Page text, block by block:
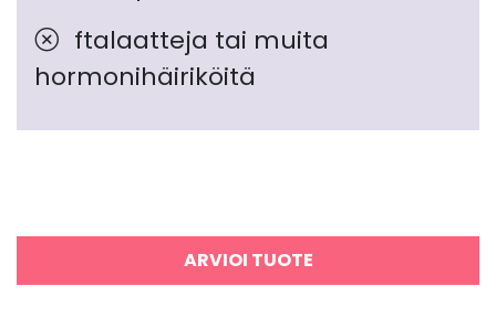
ftalaatteja tai muita
hormonihäiriköitä
ARVIOI TUOTE